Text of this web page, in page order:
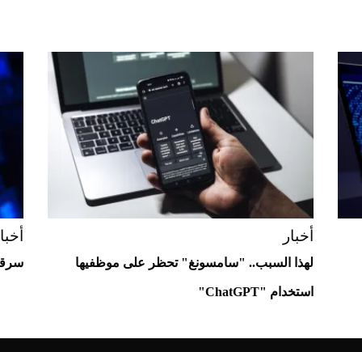
أخبار
لهذا السبب.. "سامسونغ" تحظر على موظفيها
استخدام "ChatGPT"
سرقة بيانات